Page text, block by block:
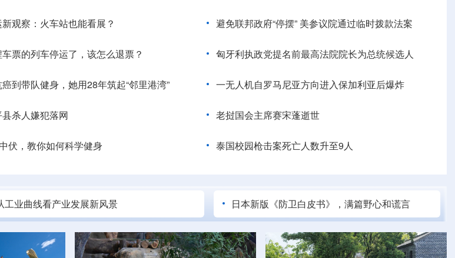
观察：火车站也能看展？
票的列车停运了，该怎么退票？
到带队健身，她用28年筑起“邻里港湾”
杀人嫌犯落网
伏，教你如何科学健身
避免联邦政府“停摆” 美参议院通过临时拨款法案
匈牙利执政党提名前最高法院院长为总统候选人
一无人机自罗马尼亚方向进入保加利亚后爆炸
老挝国会主席赛宋蓬逝世
泰国校园枪击案死亡人数升至9人
工业曲线看产业发展新风景 日本新版《防卫白皮书》，满篇野心和谎言